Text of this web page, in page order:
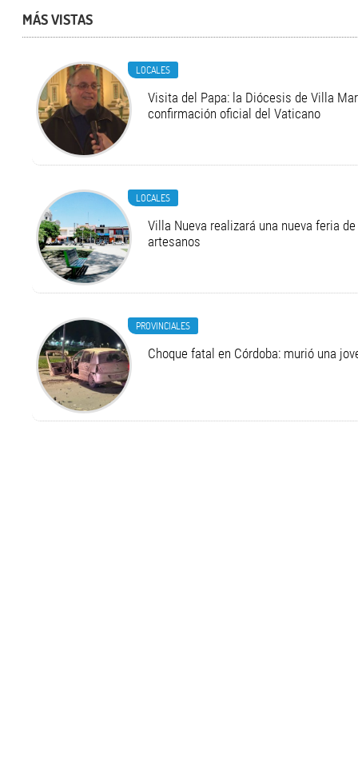
MÁS VISTAS
LOCALES
Visita del Papa: la Diócesis de Villa
confirmación oficial del Vaticano
LOCALES
Villa Nueva realizará una nueva feria
artesanos
PROVINCIALES
Choque fatal en Córdoba: murió una